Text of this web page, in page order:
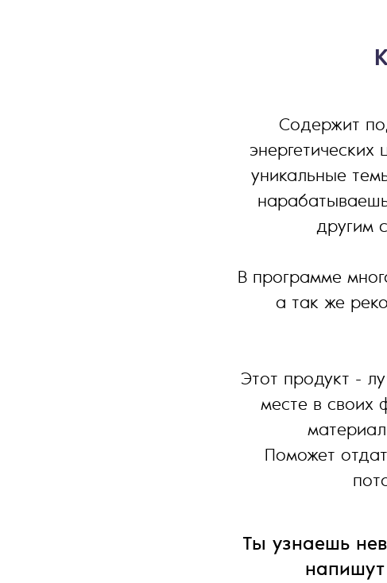
Содержит
уникальные
другим
В программе
а так же
Этот продукт -
месте в своих
Поможет
Ты узнаешь
напишут